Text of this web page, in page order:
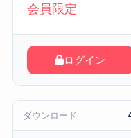
会員限定
ログイン
ダウンロード